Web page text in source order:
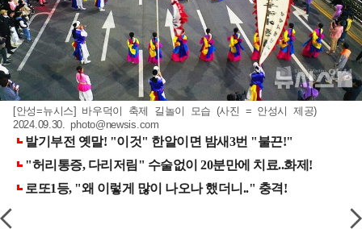
[안성=뉴시스] 바우덕이 축제 길놀이 모습 (사진 = 안성시 제공)
2024.09.30.photo@newsis.com